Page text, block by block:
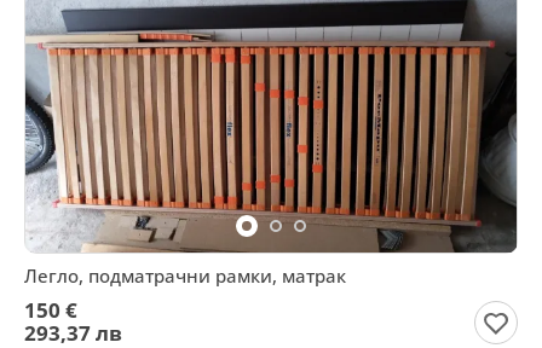
Легло, подматрачни рамки, матрак
150 €
293,37 лв